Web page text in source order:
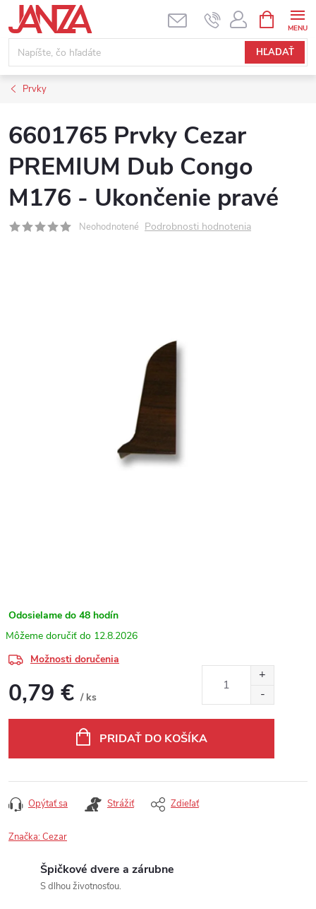
Prejsť na obsah
HĽADAŤ
Prvky
6601765 Prvky Cezar
PREMIUM Dub Congo
M176 - Ukončenie pravé
Neohodnotené Podrobnosti hodnotenia
Odosielame do 48 hodín
12.8.2026
Možnosti doručenia
0,79 € / ks
PRIDAŤ DO KOŠÍKA
Opýtať sa Strážiť Zdieľať
Značka:Cezar
Špičkové dvere a zárubne
S dlhou životnosťou.